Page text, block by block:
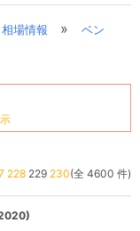
相場情報 »
ベン
228 229 230(全 4600 件)